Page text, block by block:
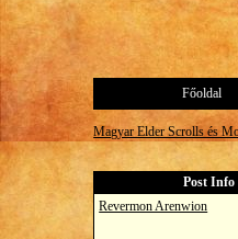
Főoldal
Magyar Elder Scrolls és
Post Info
Revermon Arenwion